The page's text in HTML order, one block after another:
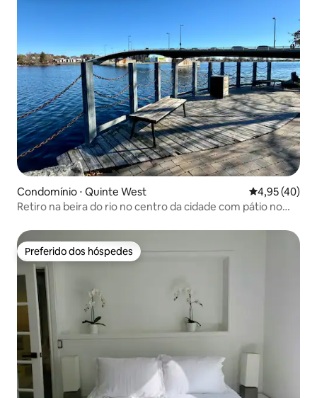
Condomínio ⋅ Quinte West 4,95 de uma
4,95 (40)
Retiro na beira do rio no centro da cidade com pátio no
Preferido dos hóspedes
Preferido dos hóspedes